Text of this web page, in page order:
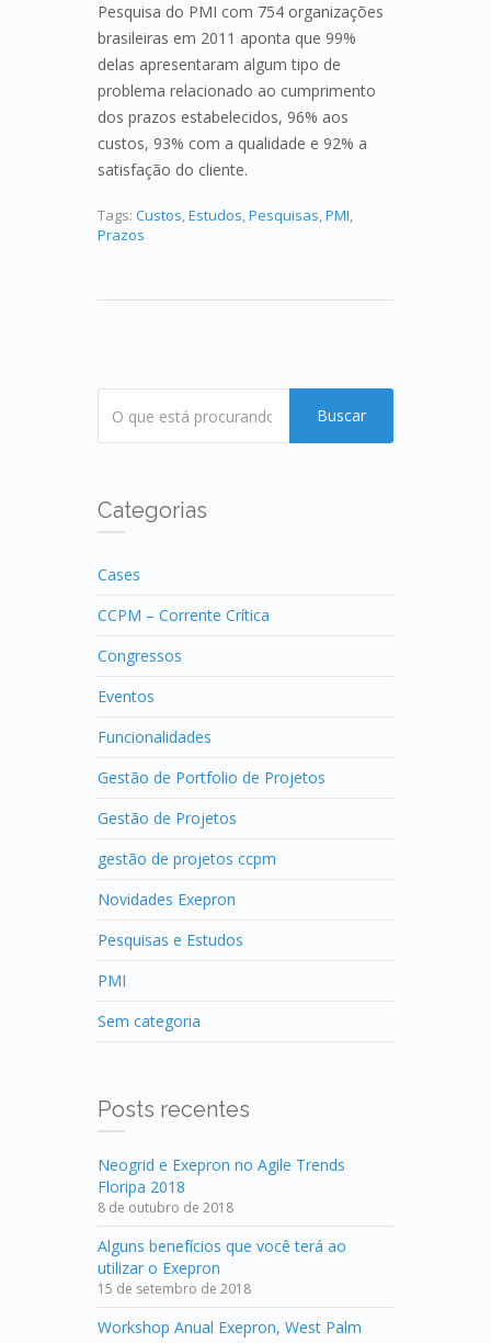
Pesquisa do PMI com 754 organizações
brasileiras em 2011 aponta que 99%
delas apresentaram algum tipo de
problema relacionado ao cumprimento
dos prazos estabelecidos, 96% aos
custos, 93% com a qualidade e 92% a
satisfação do cliente.
Tags: Custos,Estudos,Pesquisas,PMI,
Prazos
Buscar
Categorias
Cases
CCPM – Corrente Crítica
Congressos
Eventos
Funcionalidades
Gestão de Portfolio de Projetos
Gestão de Projetos
gestão de projetos ccpm
Novidades Exepron
Pesquisas e Estudos
PMI
Sem categoria
Posts recentes
Neogrid e Exepron no Agile Trends
Floripa 2018
8 de outubro de 2018
Alguns benefícios que você terá ao
utilizar o Exepron
15 de setembro de 2018
Workshop Anual Exepron, West Palm